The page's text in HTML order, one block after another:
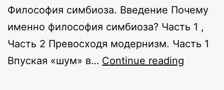
Философия симбиоза. Введение Почему
именно философия симбиоза? Часть 1 ,
Часть 2 Превосходя модернизм. Часть 1
Впуская «шум» в… Continue reading